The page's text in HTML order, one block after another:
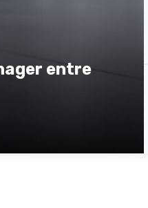
entre